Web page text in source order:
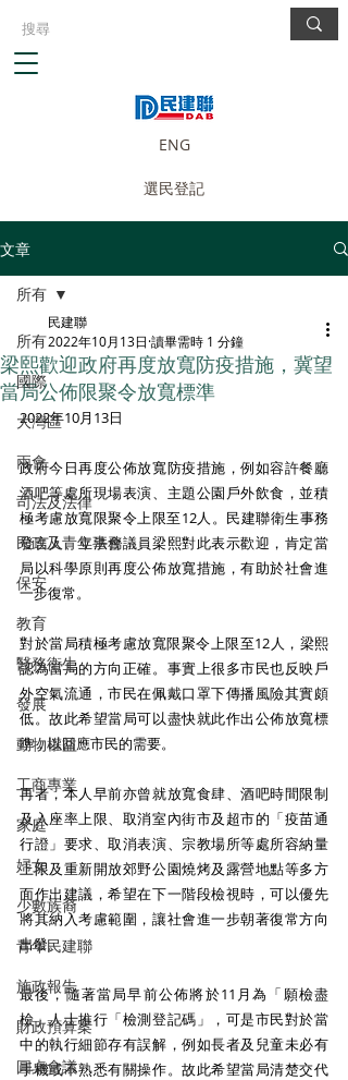
ENG
選民登記
文章
所有
國際
大灣區
兩會
司法及法律
民政及青年事務
保安
教育
醫務衛生
發展
動物權益
工商專業
家庭
婦女
少數族裔
青年民建聯
施政報告
財政預算案
圓桌會議
所有
梁熙歡迎政府再度放寬防疫措施，冀望
當局公佈限聚令放寬標準
民建聯
2022年10月13日 讀畢需時 1 分鐘
2022年10月13日
政府今日再度公佈放寬防疫措施，例如容許餐廳
酒吧等處所現場表演、主題公園戶外飲食，並積
極考慮放寬限聚令上限至12人。民建聯衛生事務
發言人、立法會議員梁熙對此表示歡迎，肯定當
局以科學原則再度公佈放寬措施，有助於社會進
一步復常。
對於當局積極考慮放寬限聚令上限至12人，梁熙
認為當局的方向正確。事實上很多市民也反映戶
外空氣流通，市民在佩戴口罩下傳播風險其實頗
低。故此希望當局可以盡快就此作出公佈放寬標
準，以回應市民的需要。
再者，本人早前亦曾就放寬食肆、酒吧時間限制
及入座率上限、取消室內街市及超市的「疫苗通
行證」要求、取消表演、宗教場所等處所容納量
上限及重新開放郊野公園燒烤及露營地點等多方
面作出建議，希望在下一階段檢視時，可以優先
將其納入考慮範圍，讓社會進一步朝著復常方向
出發。
最後，隨著當局早前公佈將於11月為「願檢盡
檢」人士推行「檢測登記碼」，可是市民對於當
中的執行細節存有誤解，例如長者及兒童未必有
手機或不熟悉有關操作。故此希望當局清楚交代